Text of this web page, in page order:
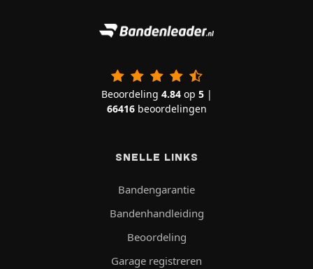
Beoordeling 4.84op 5|
66416beoordelingen
SNELLE LINKS
Bandengarantie
Bandenhandleiding
Beoordeling
Garage registreren